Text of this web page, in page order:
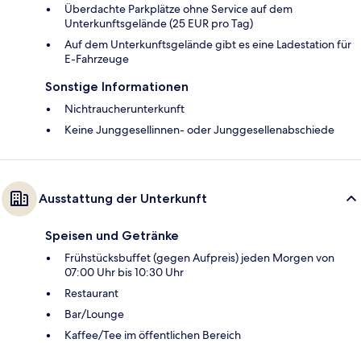
Überdachte Parkplätze ohne Service auf dem
Unterkunftsgelände (25 EUR pro Tag)
Auf dem Unterkunftsgelände gibt es eine Ladestation für
E-Fahrzeuge
Sonstige Informationen
Nichtraucherunterkunft
Keine Junggesellinnen- oder Junggesellenabschiede
Ausstattung der Unterkunft
Speisen und Getränke
Frühstücksbuffet (gegen Aufpreis) jeden Morgen von
07:00 Uhr bis 10:30 Uhr
Restaurant
Bar/Lounge
Kaffee/Tee im öffentlichen Bereich